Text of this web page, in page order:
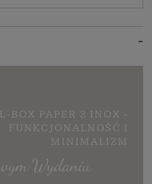
BOX PAPER 2 INOX -
FUNKCJONALNOŚĆ I
MINIMALIZM
Wydaniu